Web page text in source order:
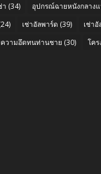
า (34) อุปกรณ์ฉายหนังกลาง
เช่าอัลพาร์ด (39) เช่า
ความอึดทนท่านชาย (30) โค